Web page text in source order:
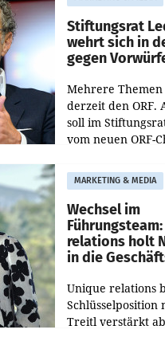
und der
Stiftungsrat
wehrt sich in
gegen
Mehrere
derzeit den ORF.
soll im
vom neuen ORF-
Besetzungen für
Direktionen
werden.
MARKETING & MEDIA
Wechsel im
relations holt
in die
Unique relations
Schlüsselposition
Treitl verstärkt